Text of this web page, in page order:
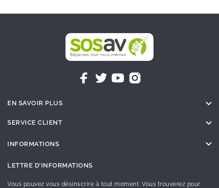
EN SAVOIR PLUS 
SERVICE CLIENT 
INFORMATIONS 
LETTRE D'INFORMATIONS
Vous pouvez vous désinscrire à tout moment. Vous trouverez pour